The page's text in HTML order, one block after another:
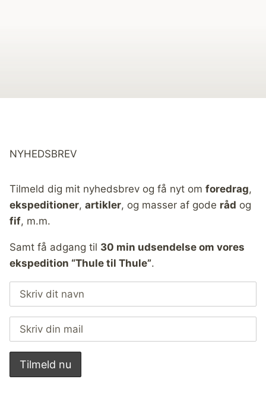
NYHEDSBREV
Tilmeld dig mit nyhedsbrev og få nyt om foredrag,
ekspeditioner, artikler, og masser af gode råd og
fif, m.m.
Samt få adgang til 30 min udsendelse om vores
ekspedition “Thule til Thule”.